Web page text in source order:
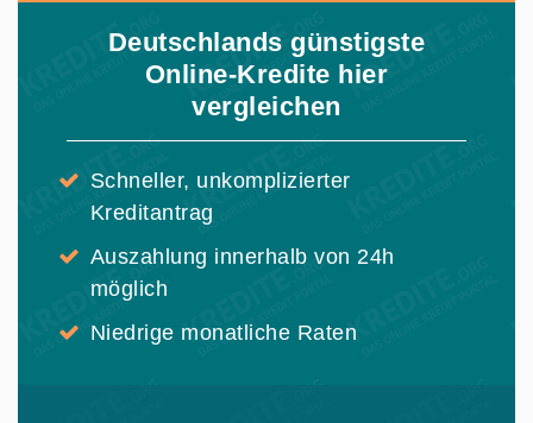
Deutschlands günstigste
Online-Kredite hier
vergleichen
Schneller, unkomplizierter
Kreditantrag
Auszahlung innerhalb von 24h
möglich
Niedrige monatliche Raten